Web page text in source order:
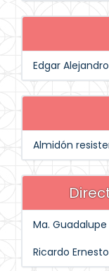
Edgar
Almidón
Ma.
Ricardo